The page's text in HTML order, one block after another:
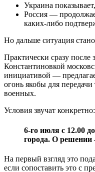
Украина
Россия —
каких-либо
Но дальше ситуация
Практически сразу после
Константиновкой
инициативой —
огонь якобы для
военных.
Условия звучат конкретно:
6-го июля с 12.00
города. О решении
На первый взгляд это
если сопоставить это с